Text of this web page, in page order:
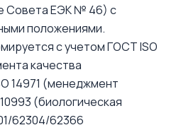
Совета ЕЭК № 46) с
положениями.
с учетом ГОСТ ISO
качества
14971 (менеджмент
(биологическая
62304/62366